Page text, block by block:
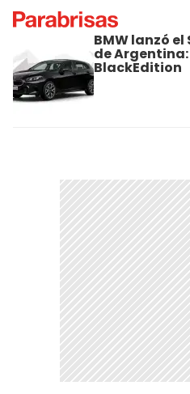
BMW lanzó el
de Argentina:
BlackEdition